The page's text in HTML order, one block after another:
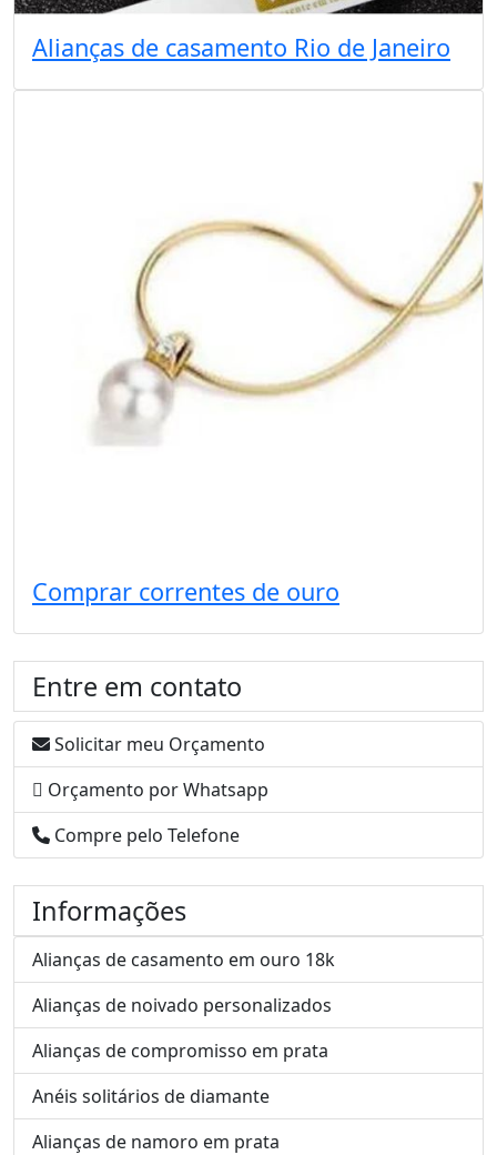
Alianças de casamento Rio de Janeiro
Comprar correntes de ouro
Entre em contato
Solicitar meu Orçamento
Orçamento por Whatsapp
Compre pelo Telefone
Informações
Alianças de casamento em ouro 18k
Alianças de noivado personalizados
Alianças de compromisso em prata
Anéis solitários de diamante
Alianças de namoro em prata